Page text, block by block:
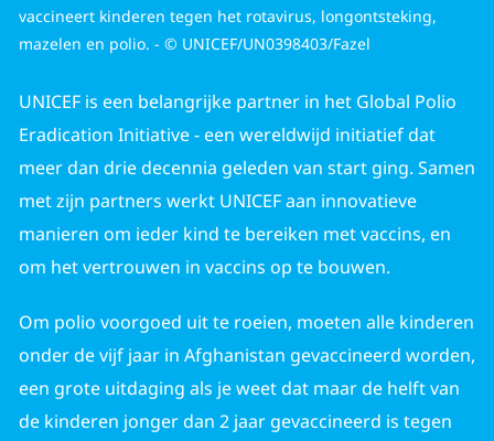
vaccineert kinderen tegen het rotavirus, longontsteking,
mazelen en polio. - © UNICEF/UN0398403/Fazel
UNICEF is een belangrijke partner in het Global Polio
Eradication Initiative - een wereldwijd initiatief dat
meer dan drie decennia geleden van start ging. Samen
met zijn partners werkt UNICEF aan innovatieve
manieren om ieder kind te bereiken met vaccins, en
om het vertrouwen in vaccins op te bouwen.
Om polio voorgoed uit te roeien, moeten alle kinderen
onder de vijf jaar in Afghanistan gevaccineerd worden,
een grote uitdaging als je weet dat maar de helft van
de kinderen jonger dan 2 jaar gevaccineerd is tegen